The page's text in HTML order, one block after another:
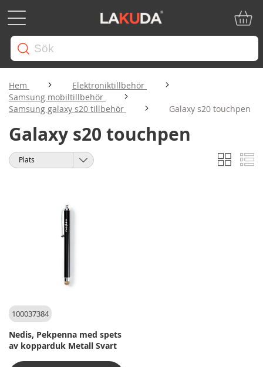
Hem
Elektroniktillbehör
Samsung mobiltillbehör
Samsung galaxy s20 tillbehör
Galaxy s20 touchpen
Galaxy s20 touchpen
Visa
som
Rutnät
Sortera
100037384
Nedis, Pekpenna med spets
av kopparduk Metall Svart